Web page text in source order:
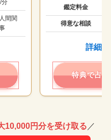
分
間関
鑑定料金
得意な相談
詳細
特典で占
10,000円分を受け取る ／